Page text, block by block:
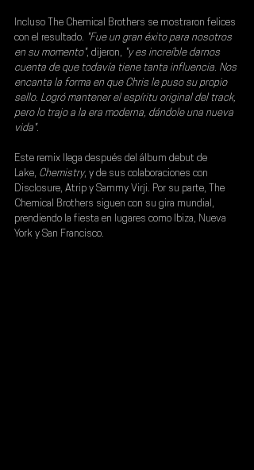
Incluso The Chemical Brothers se mostraron felices
con el resultado. "Fue un gran éxito para nosotros
en su momento", dijeron, "y es increíble darnos
cuenta de que todavía tiene tanta influencia. Nos
encanta la forma en que Chris le puso su propio
sello. Logró mantener el espíritu original del track,
pero lo trajo a la era moderna, dándole una nueva
vida".
Este remix llega después del álbum debut de
Lake, Chemistry, y de sus colaboraciones con
Disclosure, Atrip y Sammy Virji. Por su parte, The
Chemical Brothers siguen con su gira mundial,
prendiendo la fiesta en lugares como Ibiza, Nueva
York y San Francisco.